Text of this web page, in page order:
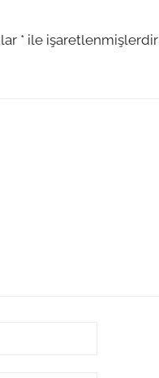
* ile işaretlenmişlerdir